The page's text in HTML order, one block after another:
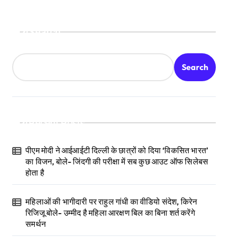
Search
Search
Recent Posts
पीएम मोदी ने आईआईटी दिल्ली के छात्रों को दिया ‘विकसित भारत’
का विजन, बोले- जिंदगी की परीक्षा में सब कुछ आउट ऑफ सिलेबस
होता है
महिलाओं की भागीदारी पर राहुल गांधी का वीडियो संदेश, किरेन
रिजिजू बोले- उम्मीद है महिला आरक्षण बिल का बिना शर्त करेंगे
समर्थन